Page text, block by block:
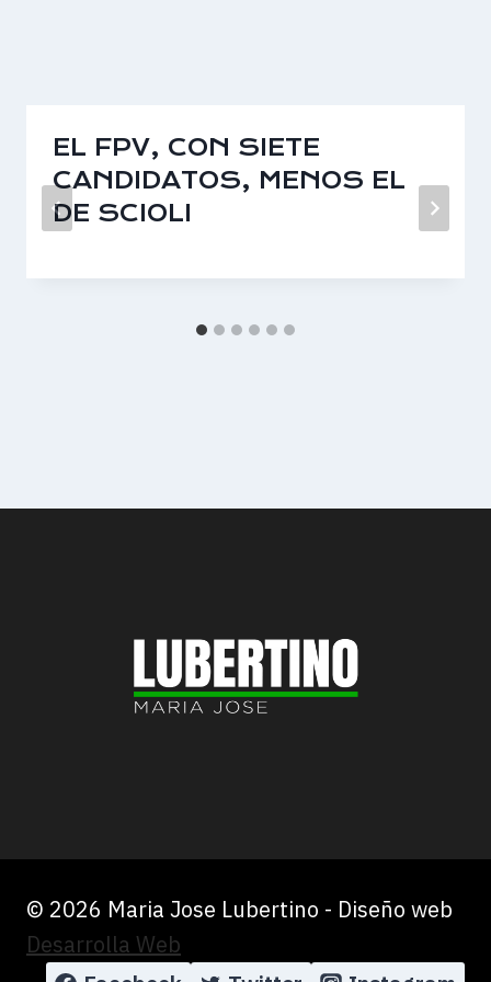
EL FPV, CON SIETE
CANDIDATOS, MENOS EL
DE SCIOLI
© 2026 Maria Jose Lubertino - Diseño web
Desarrolla Web